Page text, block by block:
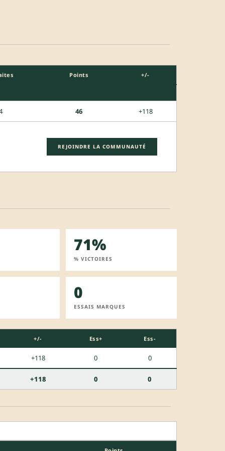
Points +/-
46 +118
REJOINDRE LA COMMUNAUTÉ
71%
% VICTOIRES
0
ESSAIS MARQUES
+/- Ess+ Ess-
+118 0 0
+118 0 0